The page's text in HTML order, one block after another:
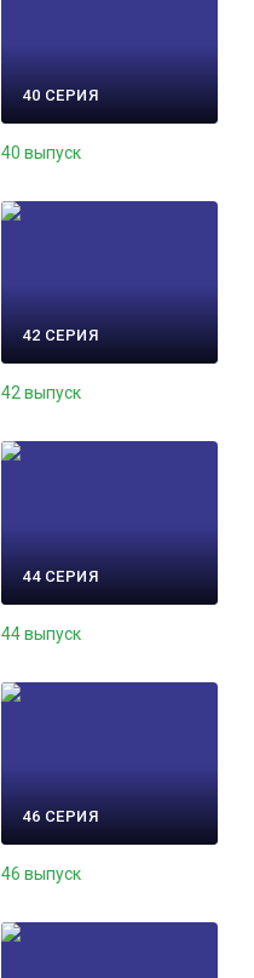
40 СЕРИЯ
40 выпуск
42 СЕРИЯ
42 выпуск
44 СЕРИЯ
44 выпуск
46 СЕРИЯ
46 выпуск